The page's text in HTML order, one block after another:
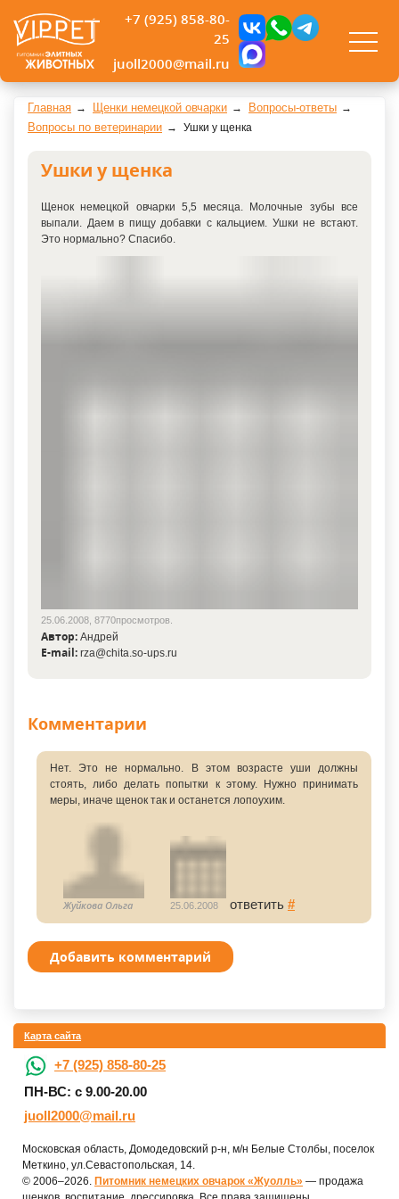
+7 (925) 858-80-
25
juoll2000@mail.ru
Главная Щенки немецкой овчарки
Вопросы-ответы
Вопросы по ветеринарии
Ушки у щенка
Ушки у щенка
Щенок немецкой овчарки 5,5 месяца. Молочные зубы все
выпали. Даем в пищу добавки с кальцием. Ушки не встают.
Это нормально? Спасибо.
25.06.2008, 8770просмотров.
Автор: Андрей
E-mail: rza@chita.so-ups.ru
Комментарии
Нет. Это не нормально. В этом возрасте уши должны
стоять, либо делать попытки к этому. Нужно принимать
меры, иначе щенок так и останется лопоухим.
Жуйкова Ольга 25.06.2008 ответить #
Добавить комментарий
Карта сайта
+7 (925) 858-80-25
ПН-ВС: с 9.00-20.00
juoll2000@mail.ru
Московская область, Домодедовский р-н, м/н Белые Столбы, поселок
Меткино, ул.Севастопольская, 14.
© 2006–2026. Питомник немецких овчарок «Жуолль» — продажа